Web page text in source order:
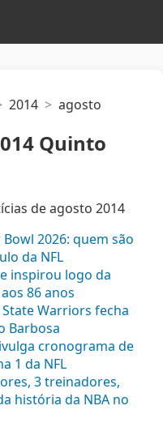
2014 agosto
Quinto
de agosto 2014
Bowl 2026: quem são
da NFL
inspirou logo da
86 anos
Warriors fecha
Barbosa
cronograma de
1 da NFL
3 treinadores,
história da NBA no